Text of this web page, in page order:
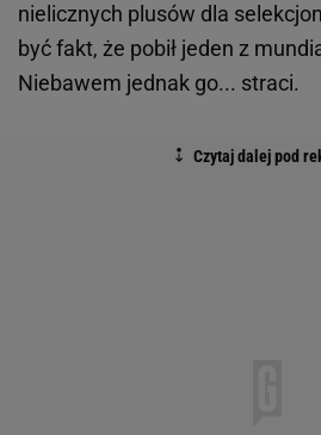
nielicznych plusów dla
być fakt, że pobił jeden z
Niebawem jednak go... straci.